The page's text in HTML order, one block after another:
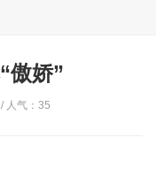
傲娇”
人气：35